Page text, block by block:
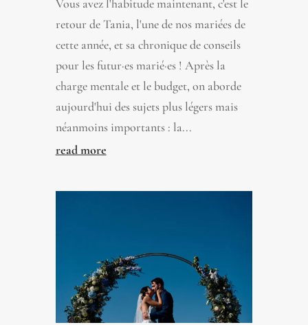
Vous avez l'habitude maintenant, c'est le
retour de Tania, l'une de nos mariées de
cette année, et sa chronique de conseils
pour les futur·es marié·es ! Après la
charge mentale et le budget, on aborde
aujourd'hui des sujets plus légers mais
néanmoins importants : la...
read more